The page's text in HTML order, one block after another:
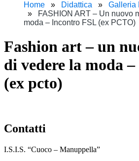
Home Didattica
Galleria
FASHION ART – Un nuovo
moda – Incontro FSL (ex PCTO)
fashion art – un nuovo modo
di vedere la moda
(ex pcto)
contatti
I.S.I.S. “Cuoco – Manuppella”